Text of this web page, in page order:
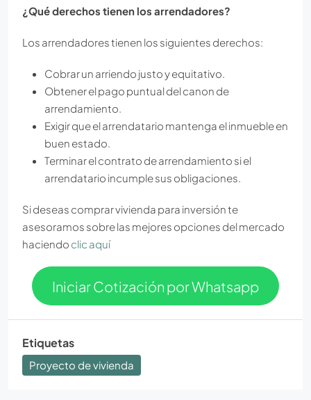
¿Qué derechos tienen los arrendadores?
Los arrendadores tienen los siguientes derechos:
Cobrar un arriendo justo y equitativo.
Obtener el pago puntual del canon de
arrendamiento.
Exigir que el arrendatario mantenga el inmueble en
buen estado.
Terminar el contrato de arrendamiento si el
arrendatario incumple sus obligaciones.
Si deseas comprar vivienda para inversión te
asesoramos sobre las mejores opciones del mercado
haciendo clic aquí
Iniciar Cotización por Whatsapp
Etiquetas
Proyecto de vivienda